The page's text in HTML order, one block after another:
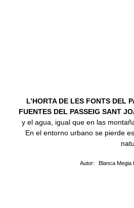
L’HORTA DE LES FONTS DEL
FUENTES DEL PASSEIG SANT
y el agua, igual que en las
En el entorno urbano se pierde
Autor: Blanca Megia